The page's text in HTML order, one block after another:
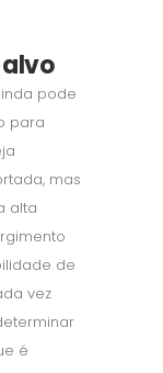
pode
para
mas
alta
de
vez
é